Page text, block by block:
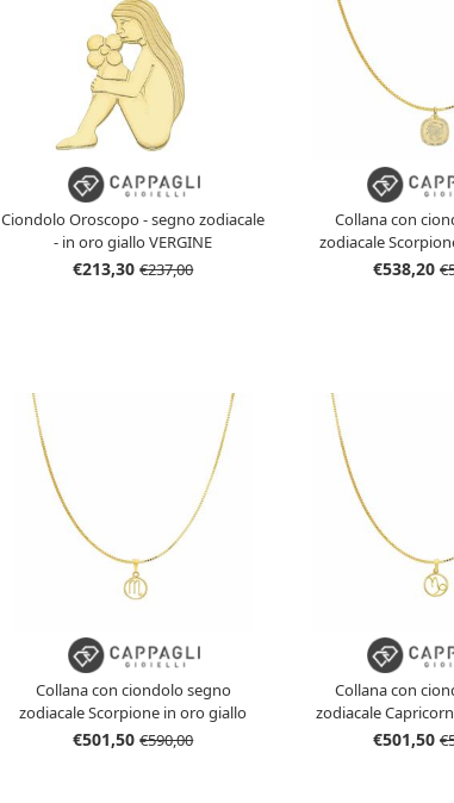
Ciondolo Oroscopo - segno zodiacale
- in oro giallo VERGINE
€213,30€237,00
Collana con
zodiacale
€538,20
Collana con ciondolo segno
zodiacale Scorpione in oro giallo
stilizzato
€501,50€590,00
Collana con
zodiacale
€501,50